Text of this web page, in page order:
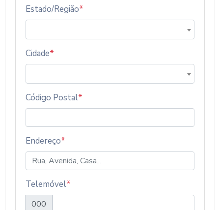
Estado/Região*
Cidade*
Código Postal*
Endereço*
Telemóvel*
000